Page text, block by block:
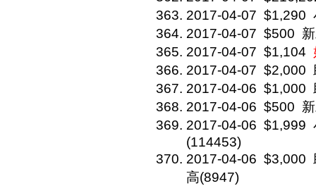
2017-04-07 $1,290
2017-04-07 $500
2017-04-07 $1,104
2017-04-07 $2,000
2017-04-06 $1,000
2017-04-06 $500
2017-04-06 $1,999
(114453)
2017-04-06 $3,000
高(8947)